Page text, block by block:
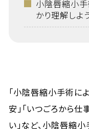
小陰唇縮小手
かり理解しよ
「小陰唇縮小手術に
安」「いつごろから
い」など、小陰唇縮